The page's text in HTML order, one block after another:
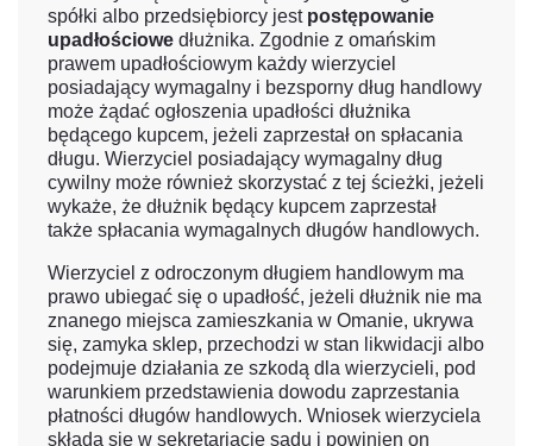
spółki albo przedsiębiorcy jest postępowanie
upadłościowe dłużnika. Zgodnie z omańskim
prawem upadłościowym każdy wierzyciel
posiadający wymagalny i bezsporny dług handlowy
może żądać ogłoszenia upadłości dłużnika
będącego kupcem, jeżeli zaprzestał on spłacania
długu. Wierzyciel posiadający wymagalny dług
cywilny może również skorzystać z tej ścieżki, jeżeli
wykaże, że dłużnik będący kupcem zaprzestał
także spłacania wymagalnych długów handlowych.
Wierzyciel z odroczonym długiem handlowym ma
prawo ubiegać się o upadłość, jeżeli dłużnik nie ma
znanego miejsca zamieszkania w Omanie, ukrywa
się, zamyka sklep, przechodzi w stan likwidacji albo
podejmuje działania ze szkodą dla wierzycieli, pod
warunkiem przedstawienia dowodu zaprzestania
płatności długów handlowych. Wniosek wierzyciela
składa się w sekretariacie sądu i powinien on